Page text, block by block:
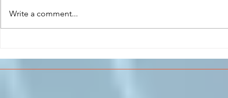
PERCORSO DI
FORMAZIONE SCUOLA
superiori
Write a comment...